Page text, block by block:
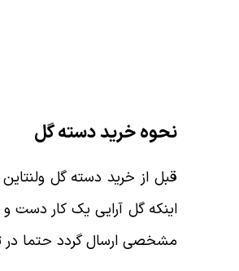
نحوه خرید دسته گل
قبل از خرید دسته گل
اینکه گل آرایی یک کار دست
مشخصی ارسال گردد حتما در